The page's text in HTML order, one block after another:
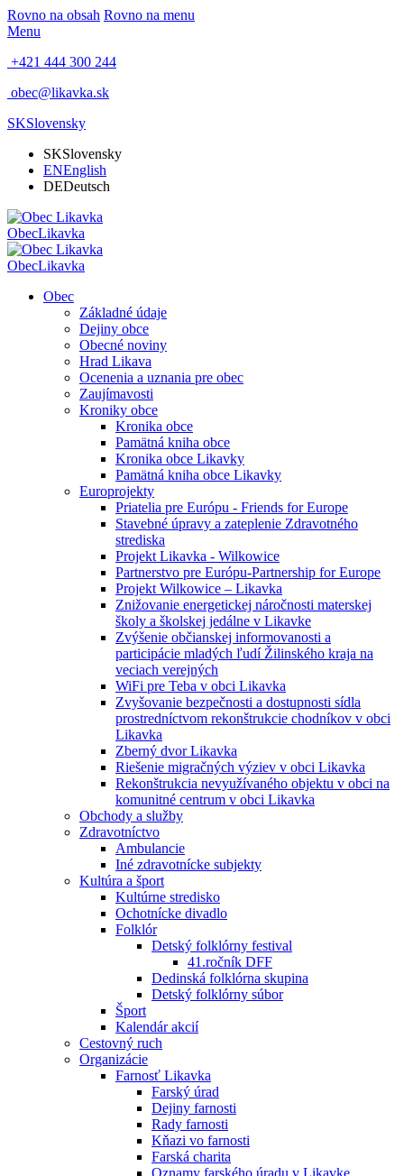
Rovno na obsah Rovno na menu
Menu
+421 444 300 244
obec@likavka.sk
SKSlovensky
SKSlovensky
ENEnglish
DEDeutsch
ObecLikavka
ObecLikavka
Obec
Základné údaje
Dejiny obce
Obecné noviny
Hrad Likava
Ocenenia a uznania pre obec
Zaujímavosti
Kroniky obce
Kronika obce
Pamätná kniha obce
Kronika obce Likavky
Pamätná kniha obce Likavky
Europrojekty
Priatelia pre Európu - Friends for Europe
Stavebné úpravy a zateplenie Zdravotného
strediska
Projekt Likavka - Wilkowice
Partnerstvo pre Európu-Partnership for Europe
Projekt Wilkowice – Likavka
Znižovanie energetickej náročnosti materskej
školy a školskej jedálne v Likavke
Zvýšenie občianskej informovanosti a
participácie mladých ľudí Žilinského kraja na
veciach verejných
WiFi pre Teba v obci Likavka
Zvyšovanie bezpečnosti a dostupnosti sídla
prostredníctvom rekonštrukcie chodníkov v obci
Likavka
Zberný dvor Likavka
Riešenie migračných výziev v obci Likavka
Rekonštrukcia nevyužívaného objektu v obci na
komunitné centrum v obci Likavka
Obchody a služby
Zdravotníctvo
Ambulancie
Iné zdravotnícke subjekty
Kultúra a šport
Kultúrne stredisko
Ochotnícke divadlo
Folklór
Detský folklórny festival
41.ročník DFF
Dedinská folklórna skupina
Detský folklórny súbor
Šport
Kalendár akcií
Cestovný ruch
Organizácie
Farnosť Likavka
Farský úrad
Dejiny farnosti
Rady farnosti
Kňazi vo farnosti
Farská charita
Oznamy farského úradu v Likavke